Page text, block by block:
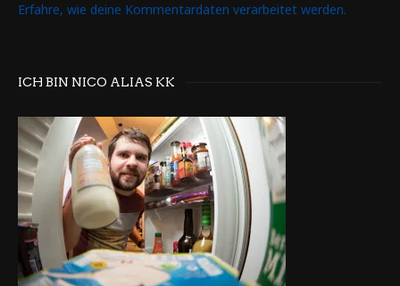
Erfahre, wie deine Kommentardaten verarbeitet werden.
ICH BIN NICO ALIAS KK